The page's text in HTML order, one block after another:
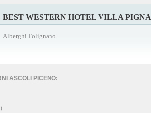
BEST WESTERN HOTEL VILLA PIGNA
Alberghi Folignano
ASCOLI PICENO: